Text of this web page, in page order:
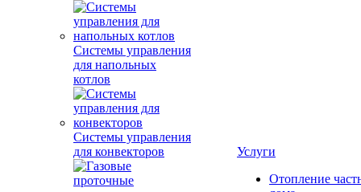
Системы управления
для напольных
котлов
Системы управления
для конвекторов
Услуги
Отопление